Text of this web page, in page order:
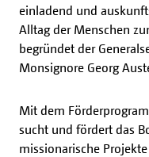
einladend und
Alltag der Menschen
begründet der
Monsignore Georg
Mit dem
sucht und fördert das
missionarische